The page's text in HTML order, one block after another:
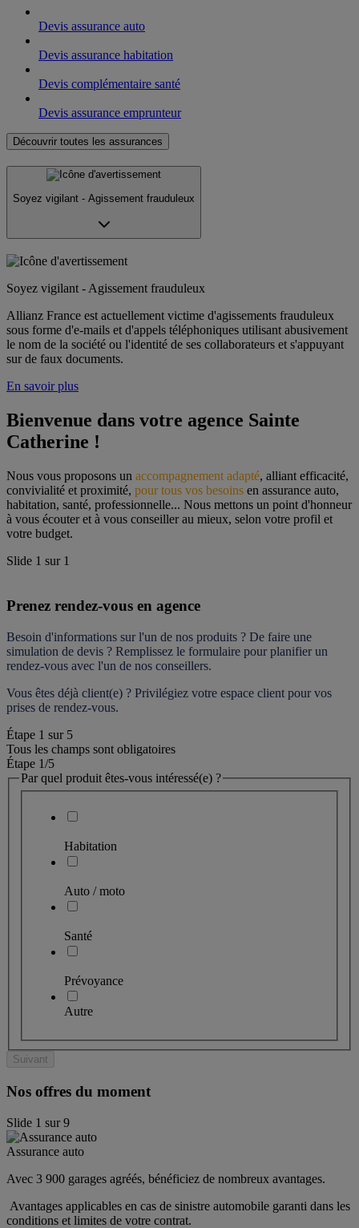
Devis assurance auto
Devis assurance habitation
Devis complémentaire santé
Devis assurance emprunteur
Découvrir toutes les assurances
Soyez vigilant - Agissement frauduleux
Soyez vigilant - Agissement frauduleux
Allianz France est actuellement victime d'agissements frauduleux
sous forme d'e-mails et d'appels téléphoniques utilisant abusivement
le nom de la société ou l'identité de ses collaborateurs et s'appuyant
sur de faux documents.
En savoir plus
Bienvenue dans votre agence Sainte
Catherine !
Nous vous proposons un accompagnement adapté, alliant efficacité,
convivialité et proximité, pour tous vos besoins en assurance auto,
habitation, santé, professionnelle... Nous mettons un point d'honneur
à vous écouter et à vous conseiller au mieux, selon votre profil et
votre budget.
Slide 1 sur 1
Prenez rendez-vous en agence
Besoin d'informations sur l'un de nos produits ? De faire une
simulation de devis ? Remplissez le formulaire pour planifier un
rendez-vous avec l'un de nos conseillers.
Vous êtes déjà client(e) ? Privilégiez votre espace client pour vos
prises de rendez-vous.
Étape 1 sur 5
Tous les champs sont obligatoires
Étape 1/5
Par quel produit êtes-vous intéressé(e) ?
Habitation
Auto / moto
Santé
Prévoyance
Autre
Suivant
Nos offres du moment
Slide 1 sur9
Assurance auto
Avec 3 900 garages agréés, bénéficiez de nombreux avantages.
Avantages applicables en cas de sinistre automobile garanti dans les
conditions et limites de votre contrat.